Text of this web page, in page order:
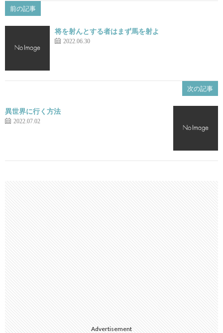
前の記事
将を射んとする者はまず馬を射よ
2022.06.30
次の記事
異世界に行く方法
2022.07.02
Advertisement